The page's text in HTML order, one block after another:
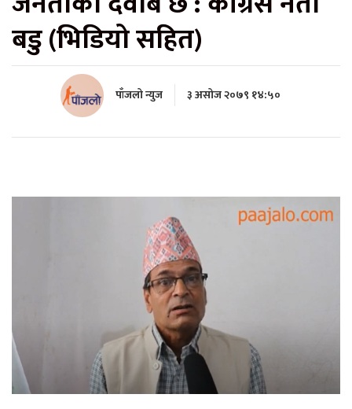
बडु (भिडियो सहित)
पाँजलो न्युज ३ असोज २०७९ १४:५०